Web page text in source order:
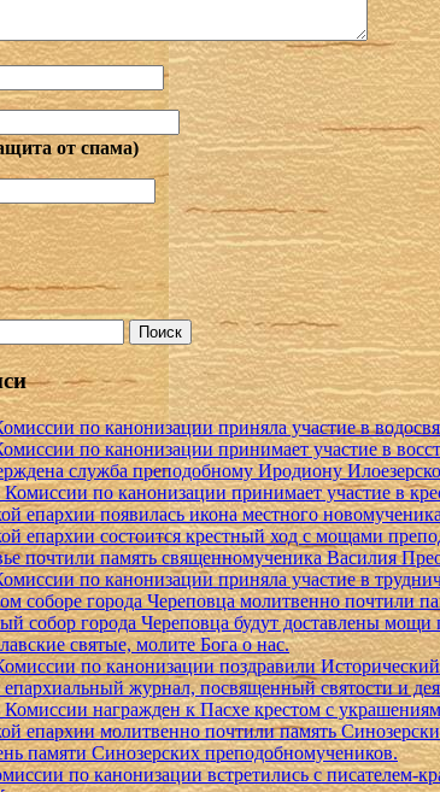
от спама)
по канонизации приняла участие в
по канонизации принимает участие в
служба преподобному Иродиону
Комиссии по канонизации принимает участие в
епархии появилась икона местного
епархии состоится крестный ход с мощами
почтили память священномученика Василия
по канонизации приняла участие в
соборе города Череповца молитвенно почтили
собор города Череповца будут доставлены
святые, молите Бога о нас.
по канонизации поздравили
журнал, посвященный святости и
Комиссии награжден к Пасхе крестом с
епархии молитвенно почтили память
памяти Синозерских преподобномучеников.
по канонизации встретились с писателем-